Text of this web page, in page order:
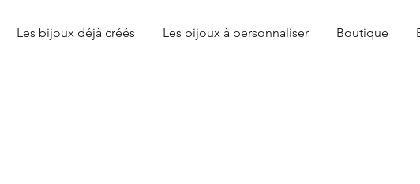
Les bijoux déjà créés Les bijoux à personnaliser Boutique